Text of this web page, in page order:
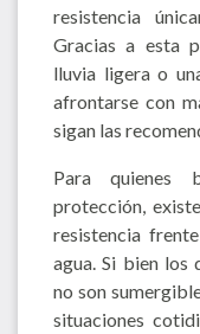
resistencia
Gracias a esta
lluvia ligera o
afrontarse con
sigan las
Para quienes
protección,
resistencia
agua. Si bien los
no son
situaciones